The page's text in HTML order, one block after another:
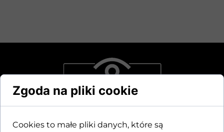
Zgoda na pliki cookie
Cookies to małe pliki danych, które są